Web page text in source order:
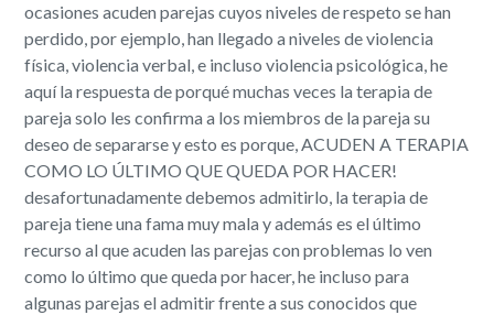
ocasiones acuden parejas cuyos niveles de respeto se han
perdido, por ejemplo, han llegado a niveles de violencia
física, violencia verbal, e incluso violencia psicológica, he
aquí la respuesta de porqué muchas veces la terapia de
pareja solo les confirma a los miembros de la pareja su
deseo de separarse y esto es porque, ACUDEN A TERAPIA
COMO LO ÚLTIMO QUE QUEDA POR HACER!
desafortunadamente debemos admitirlo, la terapia de
pareja tiene una fama muy mala y además es el último
recurso al que acuden las parejas con problemas lo ven
como lo último que queda por hacer, he incluso para
algunas parejas el admitir frente a sus conocidos que